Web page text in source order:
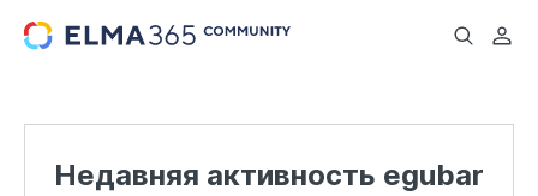
...
Недавняя активность egubar